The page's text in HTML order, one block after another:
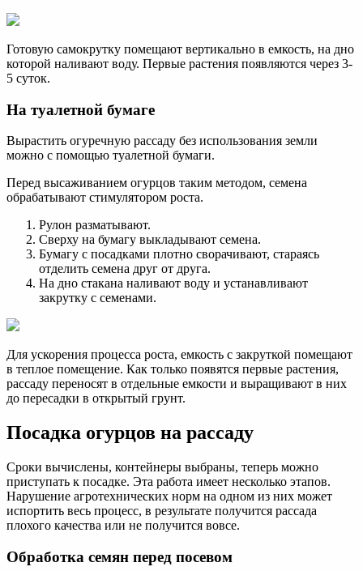
Готовую самокрутку помещают вертикально в емкость, на дно
которой наливают воду. Первые растения появляются через 3-
5 суток.
На туалетной бумаге
Вырастить огуречную рассаду без использования земли
можно с помощью туалетной бумаги.
Перед высаживанием огурцов таким методом, семена
обрабатывают стимулятором роста.
Рулон разматывают.
Сверху на бумагу выкладывают семена.
Бумагу с посадками плотно сворачивают, стараясь
отделить семена друг от друга.
На дно стакана наливают воду и устанавливают
закрутку с семенами.
Для ускорения процесса роста, емкость с закруткой помещают
в теплое помещение. Как только появятся первые растения,
рассаду переносят в отдельные емкости и выращивают в них
до пересадки в открытый грунт.
Посадка огурцов на рассаду
Сроки вычислены, контейнеры выбраны, теперь можно
приступать к посадке. Эта работа имеет несколько этапов.
Нарушение агротехнических норм на одном из них может
испортить весь процесс, в результате получится рассада
плохого качества или не получится вовсе.
Обработка семян перед посевом